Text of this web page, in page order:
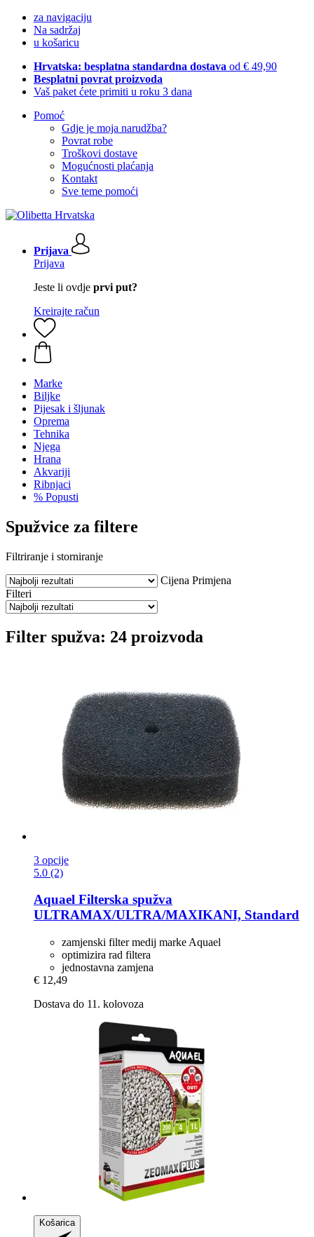
za navigaciju
Na sadržaj
u košaricu
Hrvatska: besplatna standardna dostava od € 49,90
Besplatni povrat proizvoda
Vaš paket ćete primiti u roku 3 dana
Pomoć
Gdje je moja narudžba?
Povrat robe
Troškovi dostave
Mogućnosti plaćanja
Kontakt
Sve teme pomoći
Prijava
Prijava
Jeste li ovdje prvi put?
Kreirajte račun
Marke
Biljke
Pijesak i šljunak
Oprema
Tehnika
Njega
Hrana
Akvariji
Ribnjaci
% Popusti
Spužvice za filtere
Filtriranje i storniranje
Cijena Primjena
Filteri
Filter spužva: 24 proizvoda
3 opcije
5.0 (2)
Aquael Filterska spužva
ULTRAMAX/ULTRA/MAXIKANI, Standard
zamjenski filter medij marke Aquael
optimizira rad filtera
jednostavna zamjena
€ 12,49
Dostava do 11. kolovoza
Košarica